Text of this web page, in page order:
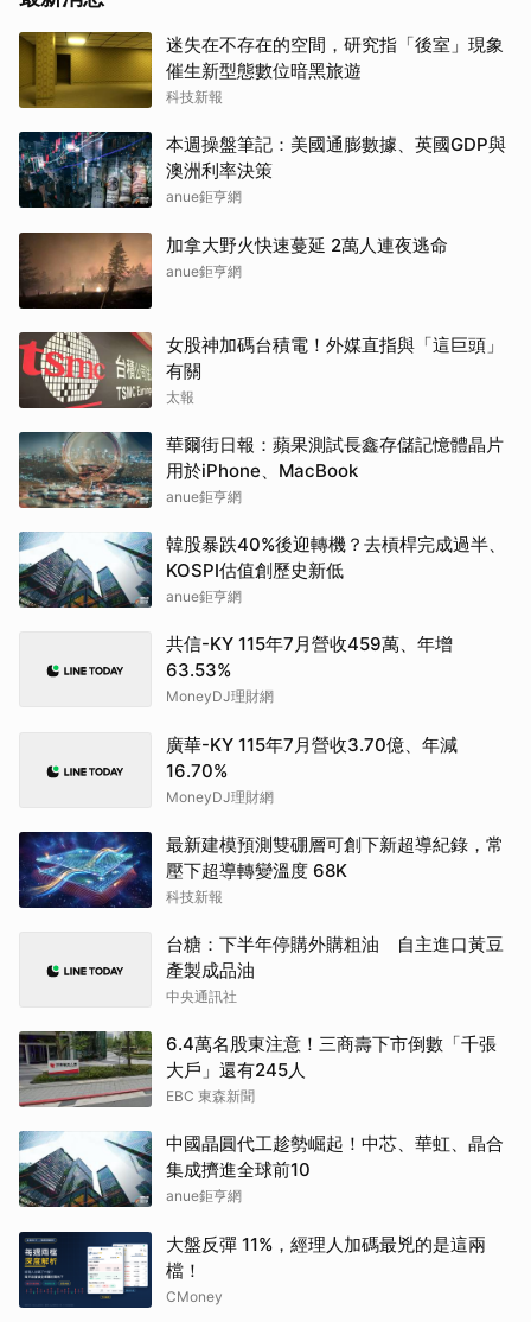
迷失在不存在的空間，研究指「後室」現象
催生新型態數位暗黑旅遊
科技新報
本週操盤筆記：美國通膨數據、英國GDP與
澳洲利率決策
anue鉅亨網
加拿大野火快速蔓延 2萬人連夜逃命
anue鉅亨網
女股神加碼台積電！外媒直指與「這巨頭」
有關
太報
華爾街日報：蘋果測試長鑫存儲記憶體晶片
用於iPhone、MacBook
anue鉅亨網
韓股暴跌40%後迎轉機？去槓桿完成過半、
KOSPI估值創歷史新低
anue鉅亨網
共信-KY 115年7月營收459萬、年增
63.53%
MoneyDJ理財網
廣華-KY 115年7月營收3.70億、年減
16.70%
MoneyDJ理財網
最新建模預測雙硼層可創下新超導紀錄，常
壓下超導轉變溫度 68K
科技新報
台糖：下半年停購外購粗油 自主進口黃豆
產製成品油
中央通訊社
6.4萬名股東注意！三商壽下市倒數「千張
大戶」還有245人
EBC 東森新聞
中國晶圓代工趁勢崛起！中芯、華虹、晶合
集成擠進全球前10
anue鉅亨網
大盤反彈 11%，經理人加碼最兇的是這兩
檔！
CMoney